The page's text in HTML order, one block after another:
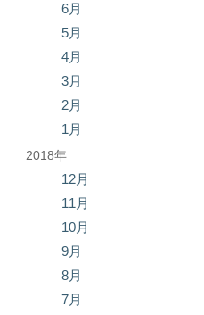
6月
5月
4月
3月
2月
1月
2018年
12月
11月
10月
9月
8月
7月